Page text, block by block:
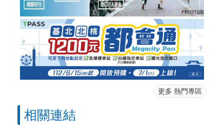
更多 熱門專區
相關連結